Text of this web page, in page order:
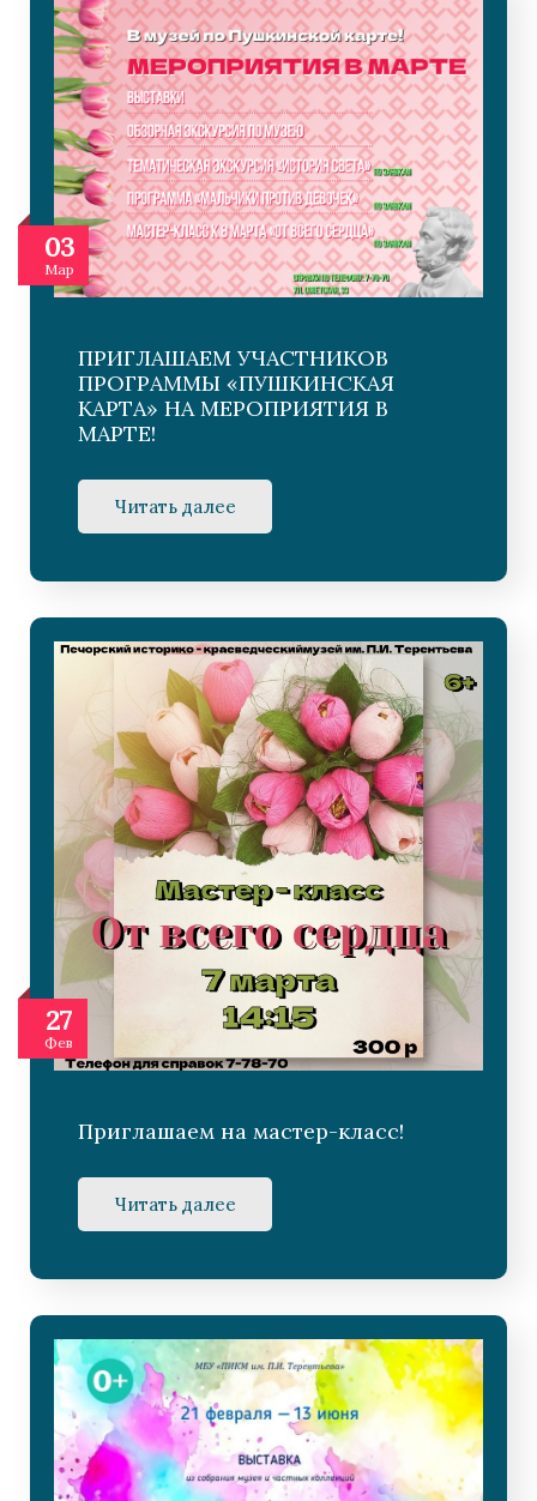
03
Мар
ПРИГЛАШАЕМ УЧАСТНИКОВ
ПРОГРАММЫ «ПУШКИНСКАЯ
КАРТА» НА МЕРОПРИЯТИЯ В
МАРТЕ!
Читать далее
27
Фев
Приглашаем на мастер-класс!
Читать далее